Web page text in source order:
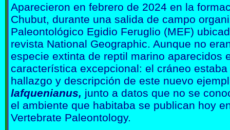
Aparecieron en febrero de 2024 en la
Chubut, durante una salida de campo
Paleontológico Egidio Feruglio (MEF)
revista National Geographic. Aunque no
especie extinta de reptil marino aparecidos
característica excepcional: el cráneo
hallazgo y descripción de este nuevo
lafquenianus, junto a datos que no se
el ambiente que habitaba se publican hoy
Vertebrate Paleontology.